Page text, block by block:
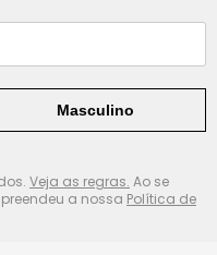
Masculino
Veja as regras. Ao se
a nossa Política de